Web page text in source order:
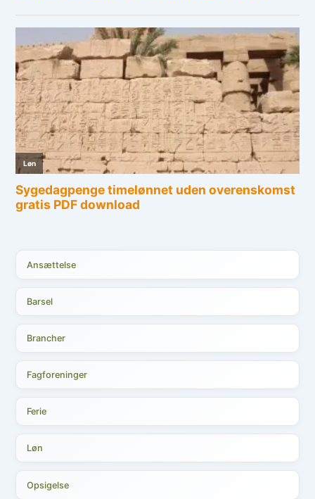
Ansættelse
Barsel
Brancher
Fagforeninger
Ferie
Løn
Opsigelse